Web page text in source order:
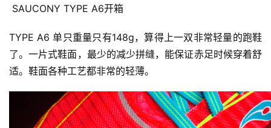
SAUCONY TYPE A6开箱
TYPE A6 单只重量只有148g，算得上一双非常轻量的跑鞋
了。一片式鞋面，最少的减少拼缝，能保证赤足时候穿着舒
适。鞋面各种工艺都非常的轻薄。